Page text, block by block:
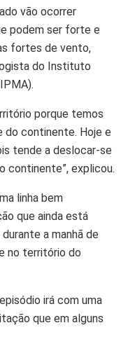
vão ocorrer
podem ser forte e
fortes de vento,
do Instituto
porque temos
do continente. Hoje e
tende a deslocar-se
continente”, explicou.
linha bem
que ainda está
a manhã de
no território do
irá com uma
que em alguns